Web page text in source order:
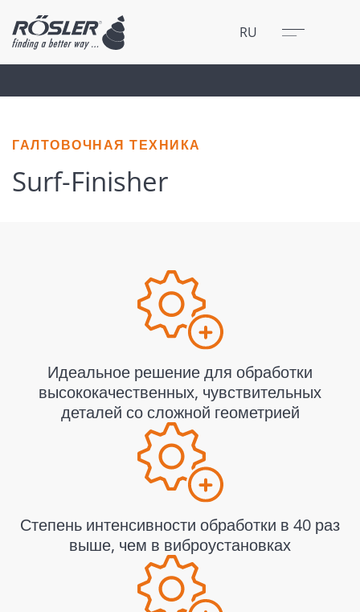
RU Меню
Закрыть
ГАЛТОВОЧНАЯ ТЕХНИКА
Surf-Finisher
Идеальное решение для обработки
высококачественных, чувствительных
деталей со сложной геометрией
Степень интенсивности обработки в 40 раз
выше, чем в виброустановках